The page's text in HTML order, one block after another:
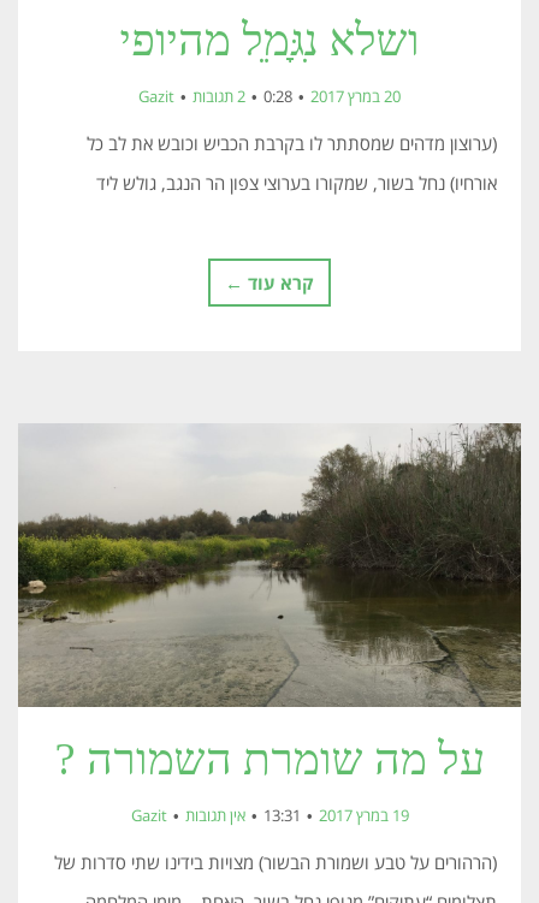
ושלא נִגָּמֵל מהיופי
20 במרץ 2017 0:28 2 תגובות Gazit
(ערוצון מדהים שמסתתר לו בקרבת הכביש וכובש את לב כל
אורחיו) נחל בשור, שמקורו בערוצי צפון הר הנגב, גולש ליד
קרא עוד ←
על מה שומרת השמורה ?
19 במרץ 2017 13:31 אין תגובות Gazit
(הרהורים על טבע ושמורת הבשור) מצויות בידינו שתי סדרות של